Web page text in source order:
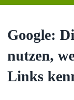
Google:
nutzen,
Links